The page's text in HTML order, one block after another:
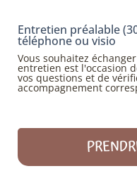
Entretien préalable
téléphone ou visio
Vous souhaitez
entretien est l'occasion
vos questions et de
accompagnement